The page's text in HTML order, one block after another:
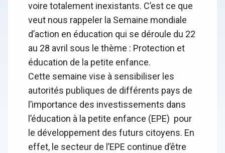
voire totalement inexistants. C’est ce que
veut nous rappeler la Semaine mondiale
d’action en éducation qui se déroule du 22
au 28 avril sous le thème : Protection et
éducation de la petite enfance.
Cette semaine vise à sensibiliser les
autorités publiques de différents pays de
l’importance des investissements dans
l’éducation à la petite enfance (EPE) pour
le développement des futurs citoyens. En
effet, le secteur de l’EPE continue d’être